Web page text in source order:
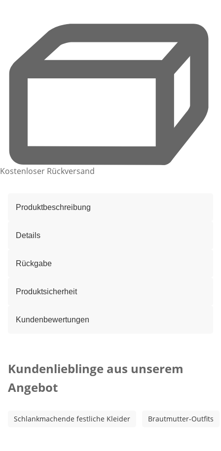
Kostenloser Rückversand
Produktbeschreibung
Details
Rückgabe
Produktsicherheit
Kundenbewertungen
Kundenlieblinge aus unserem
Angebot
Schlankmachende festliche Kleider Brautmutter-Outfits